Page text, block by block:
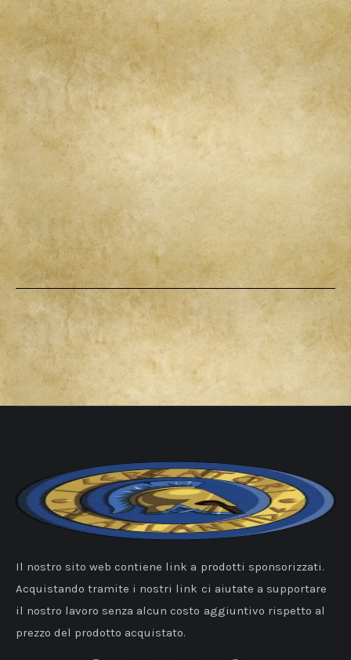
Il nostro sito web contiene link a prodotti sponsorizzati.
Acquistando tramite i nostri link ci aiutate a supportare
il nostro lavoro senza alcun costo aggiuntivo rispetto al
prezzo del prodotto acquistato.